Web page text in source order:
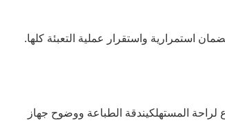
استمرارية واستقرار عملية التعبئة كلها.
لراحة المستهلكيندقة الطباعة ووضوح جهاز